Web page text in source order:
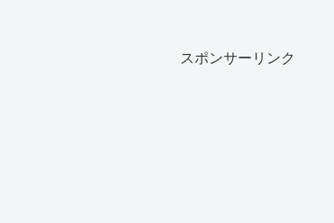
スポンサーリンク